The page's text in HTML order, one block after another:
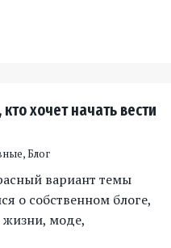
хочет начать вести
,Блог
вариант темы
о собственном блоге,
жизни, моде,